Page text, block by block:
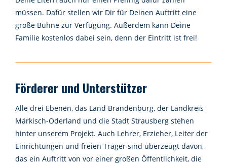
müssen. Dafür stellen wir Dir für Deinen Auftritt eine
große Bühne zur Verfügung. Außerdem kann Deine
Familie kostenlos dabei sein, denn der Eintritt ist frei!
Förderer und Unterstützer
Alle drei Ebenen, das Land Brandenburg, der Landkreis
Märkisch-Oderland und die Stadt Strausberg stehen
hinter unserem Projekt. Auch Lehrer, Erzieher, Leiter der
Einrichtungen und freien Träger sind überzeugt davon,
das ein Auftritt von vor einer großen Öffentlichkeit, die